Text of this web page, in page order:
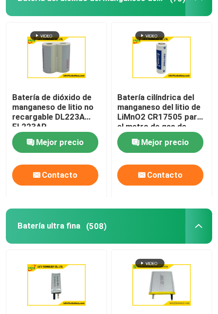
Batería de dióxido de
manganeso de litio no
recargable DL223A
EL223AP
Mejor precio
Contacto
Batería cilíndrica del
manganeso del litio de
LiMnO2 CR17505 para
el metro de gas de
agua
Mejor precio
Contacto
Batería ultra fina (508)